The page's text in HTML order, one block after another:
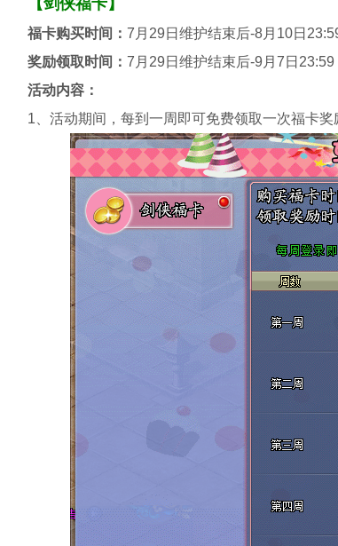
【剑侠福卡】
福卡购买时间： 7月29日维护结束后-8月10日
奖励领取时间： 7月29日维护结束后-9月7日23:59
活动内容：
1、活动期间，每到一周即可免费领取一次福卡